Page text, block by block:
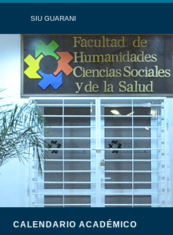
SIU GUARANI
CALENDARIO ACADÉMICO